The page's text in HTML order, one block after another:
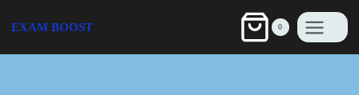
EXAM BOOST 0